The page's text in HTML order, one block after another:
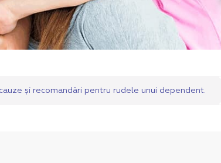
și recomandări pentru rudele unui dependent.